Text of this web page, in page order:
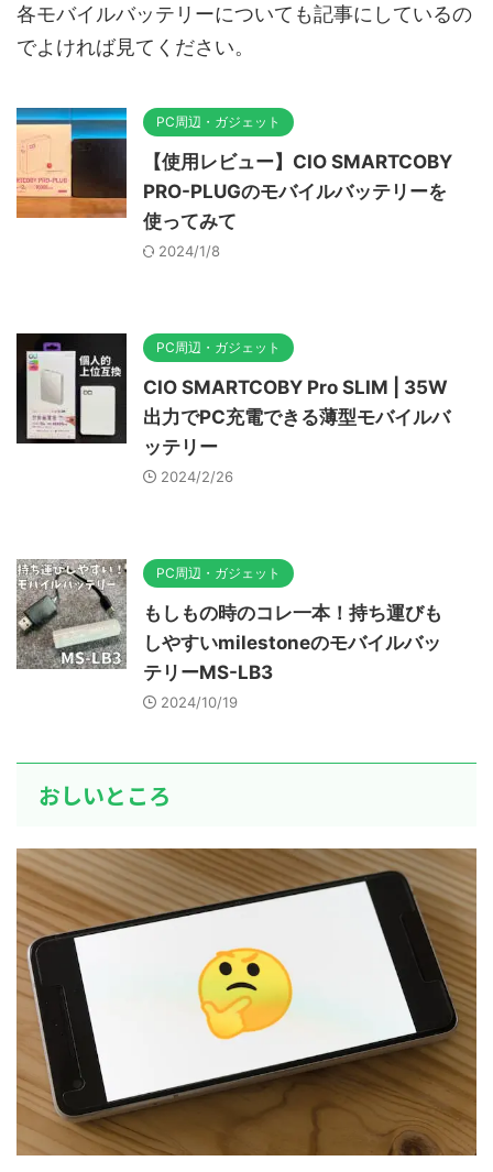
各モバイルバッテリーについても記事にしているの
でよければ見てください。
PC周辺・ガジェット
【使用レビュー】CIO SMARTCOBY
PRO-PLUGのモバイルバッテリーを
使ってみて
2024/1/8
PC周辺・ガジェット
CIO SMARTCOBY Pro SLIM | 35W
出力でPC充電できる薄型モバイルバ
ッテリー
2024/2/26
PC周辺・ガジェット
もしもの時のコレ一本！持ち運びも
しやすいmilestoneのモバイルバッ
テリーMS-LB3
2024/10/19
おしいところ